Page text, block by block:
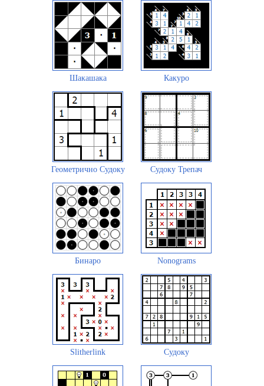
Шакашака Какуро
Геометрично Судоку Судоку Трепач
Бинаро Nonograms
Slitherlink Судоку